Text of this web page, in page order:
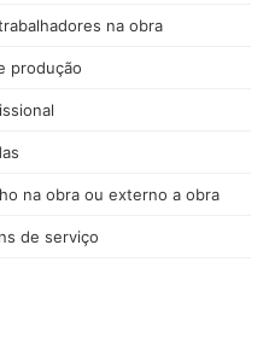
na obra
produção
na obra ou externo a obra
de serviço